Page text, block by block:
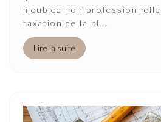
meublée non
taxation de la pl...
Lire la suite